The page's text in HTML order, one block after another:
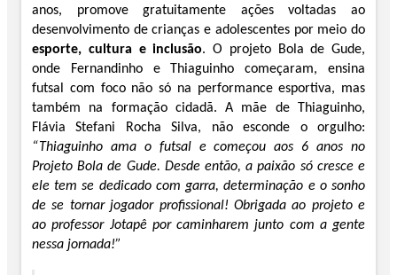
anos, promove gratuitamente ações voltadas ao
desenvolvimento de crianças e adolescentes por meio do
esporte, cultura e inclusão. O projeto Bola de Gude,
onde Fernandinho e Thiaguinho começaram, ensina
futsal com foco não só na performance esportiva, mas
também na formação cidadã. A mãe de Thiaguinho,
Flávia Stefani Rocha Silva, não esconde o orgulho:
“Thiaguinho ama o futsal e começou aos 6 anos no
Projeto Bola de Gude. Desde então, a paixão só cresce e
ele tem se dedicado com garra, determinação e o sonho
de se tornar jogador profissional! Obrigada ao projeto e
ao professor Jotapê por caminharem junto com a gente
nessa jornada!”